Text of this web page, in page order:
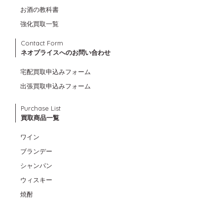
お酒の教科書
強化買取一覧
Contact Form
ネオプライスへのお問い合わせ
宅配買取申込みフォーム
出張買取申込みフォーム
Purchase List
買取商品一覧
ワイン
ブランデー
シャンパン
ウィスキー
焼酎